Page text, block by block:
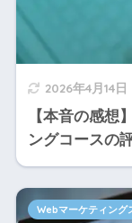
2026年4月14日
【本音の感想
ングコースの
Webマーケティング